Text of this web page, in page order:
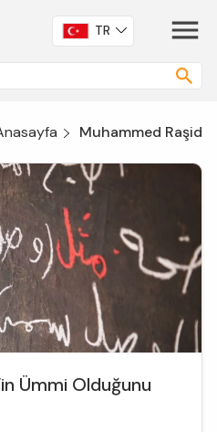
TR
Muhammed Raşid
Ümmi Olduğunu